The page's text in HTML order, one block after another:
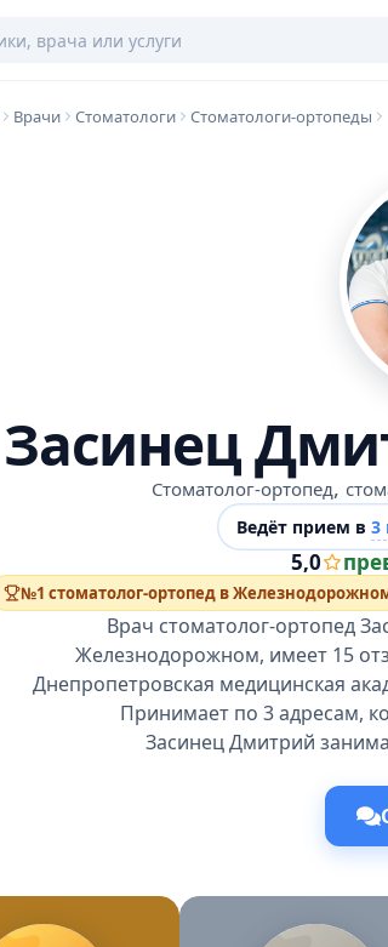
Врачи Стоматологи Стоматологи-ортопеды
Засинец
Стоматолог-ортопед,
Ведёт прием в 3
5,0
№1 стоматолог-ортопед в
Врач стоматолог-ортопед
Железнодорожном, имеет 15
Днепропетровская медицинская
Принимает по 3 адресам,
Засинец Дмитрий